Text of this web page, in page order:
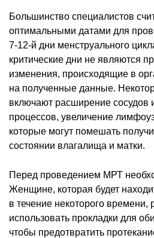
Большинство специалистов
оптимальными датами для
7-12-й дни менструального
критические дни не являются
изменения, происходящие в
на полученные данные.
включают расширение сосудов
процессов, увеличение
которые могут помешать
состоянии влагалища и матки.
Перед проведением МРТ
Женщине, которая будет
в течение некоторого времени,
использовать прокладки для
чтобы предотвратить